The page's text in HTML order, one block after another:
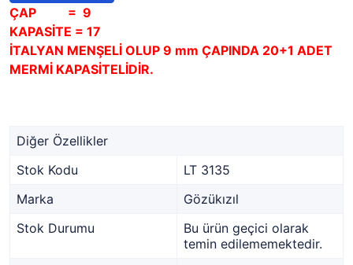
ÇAP = 9
KAPASİTE = 17
İTALYAN MENŞELİ OLUP 9 mm ÇAPINDA 20+1 ADET
MERMİ KAPASİTELİDİR.
Diğer Özellikler
Stok Kodu
LT 3135
Marka
Gözükızıl
Stok Durumu
Bu ürün geçici olarak
temin edilememektedir.